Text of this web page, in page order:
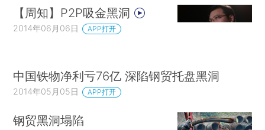
【周知】P2P吸金黑洞
2014年06月06日 APP打开
中国铁物净利亏76亿 深陷钢贸托盘黑洞
2014年05月05日 APP打开
钢贸黑洞塌陷